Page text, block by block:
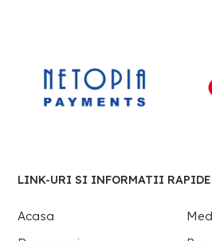
LINK-URI SI INFORMATII RAPIDE
Acasa